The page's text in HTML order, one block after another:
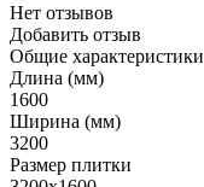
Нет отзывов
Добавить отзыв
Общие характеристики
Длина (мм)
1600
Ширина (мм)
3200
Размер плитки